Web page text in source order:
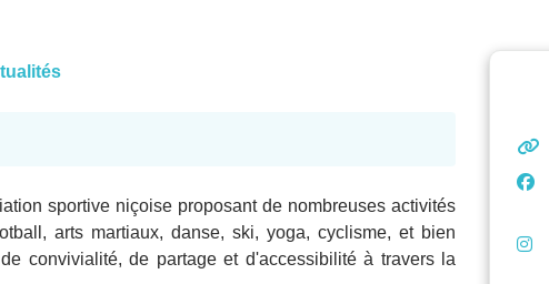
sportive niçoise proposant de nombreuses activités
arts martiaux, danse, ski, yoga, cyclisme, et bien
convivialité, de partage et d'accessibilité à travers la